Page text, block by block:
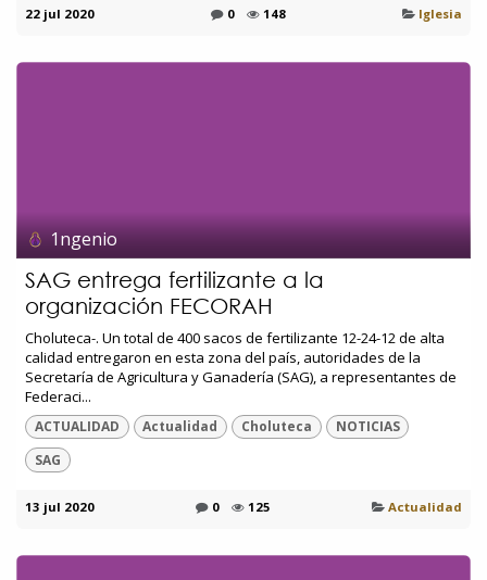
22 jul 2020 0 148 Iglesia
1ngenio
SAG entrega fertilizante a la
organización FECORAH
Choluteca-. Un total de 400 sacos de fertilizante 12-24-12 de alta
calidad entregaron en esta zona del país, autoridades de la
Secretaría de Agricultura y Ganadería (SAG), a representantes de
Federaci...
ACTUALIDAD Actualidad Choluteca
NOTICIAS
SAG
13 jul 2020 0 125 Actualidad